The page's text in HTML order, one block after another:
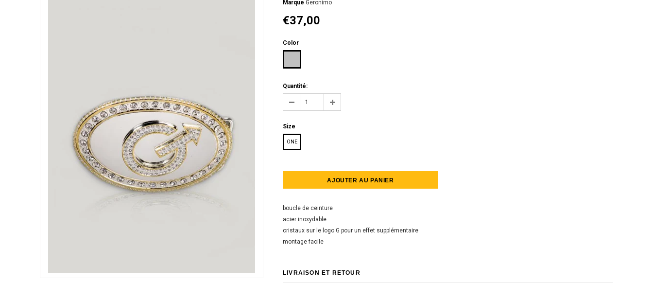
Мarque Geronimo
€37,00
Color
Quantité:
Size
ONE
boucle de ceinture
acier inoxydable
cristaux sur le logo G pour un effet supplémentaire
montage facile
LIVRAISON ET RETOUR